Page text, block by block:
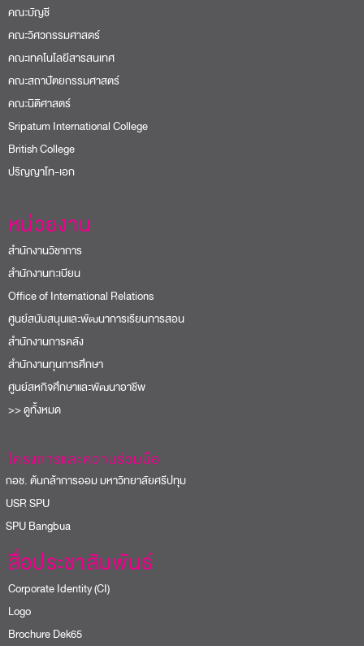
คณะบัญชี
คณะวิศวกรรมศาสตร์
คณะเทคโนโลยีสารสนเทศ
คณะสถาปัตยกรรมศาสตร์
คณะนิติศาสตร์
Sripatum International College
British College
ปริญญาโท-เอก
หน่วยงาน
สำนักงานวิชาการ
สำนักงานทะเบียน
Office of International Relations
ศูนย์สนับสนุนและพัฒนาการเรียนการสอน
สำนักงานการคลัง
สำนักงานทุนการศึกษา
ศูนย์สหกิจศึกษาและพัฒนาอาชีพ
>> ดูทั้งหมด
โครงการและความร่วมมือ
ช. ต้นกล้าการออม มหาวิทยาลัยศรีปทุม
SPU
Bangbua
สื่อประชาสัมพันธ์
Corporate Identity (CI)
Logo
Brochure Dek65